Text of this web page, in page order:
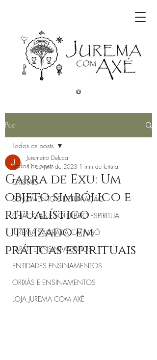
©
Post
Todos os posts
CRISTAIS
BENZIMENTO E DEFUMAÇÃO
CHACKRAS E EQUILÍBRIO ESPIRITUAL
JUREMA SAGRADA CATIMBÓ
TAROT E ENSINAMENTOS
ENTIDADES ENSINAMENTOS
ORIXÁS E ENSINAMENTOS
LOJA JUREMA COM AXÉ
Todos os posts
Garra de Exu: Um
objeto simbólico e
ritualístico
utilizado em
práticas espirituais
Juremeiro Deluca
11 de jun. de 2023 1 min de leitura